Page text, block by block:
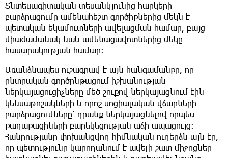
Տնտեսագիտական տեսանկյունից հարկերի
բարձրացումը ամենահեշտ գործիքներից մեկն է
պետական եկամուտների ավելացման համար, բայց
միաժամանակ նաև ամենացավոտներից մեկը
հասարակության համար։
Առանձնապես ուշագրավ է այն հանգամանքը, որ
ընտրական գործընթացում իշխանության
ներկայացուցիչները մեծ շուքով ներկայացնում էին
կենսաթոշակների և որոշ սոցիալական վճարների
բարձրացումները՝ դրանք ներկայացնելով որպես
քաղաքացիների բարեկեցության աճի ապացույց։
Հանրությանը փոխանցվող հիմնական ուղերձն այն էր,
որ պետությունը կարողանում է ավելի շատ միջոցներ